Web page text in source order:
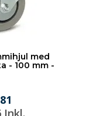
med
- 100 mm -
Inkl.